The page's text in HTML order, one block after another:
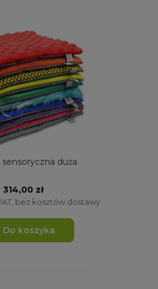
sensoryczna duża
314,00 zł
bez kosztów dostawy
Do koszyka